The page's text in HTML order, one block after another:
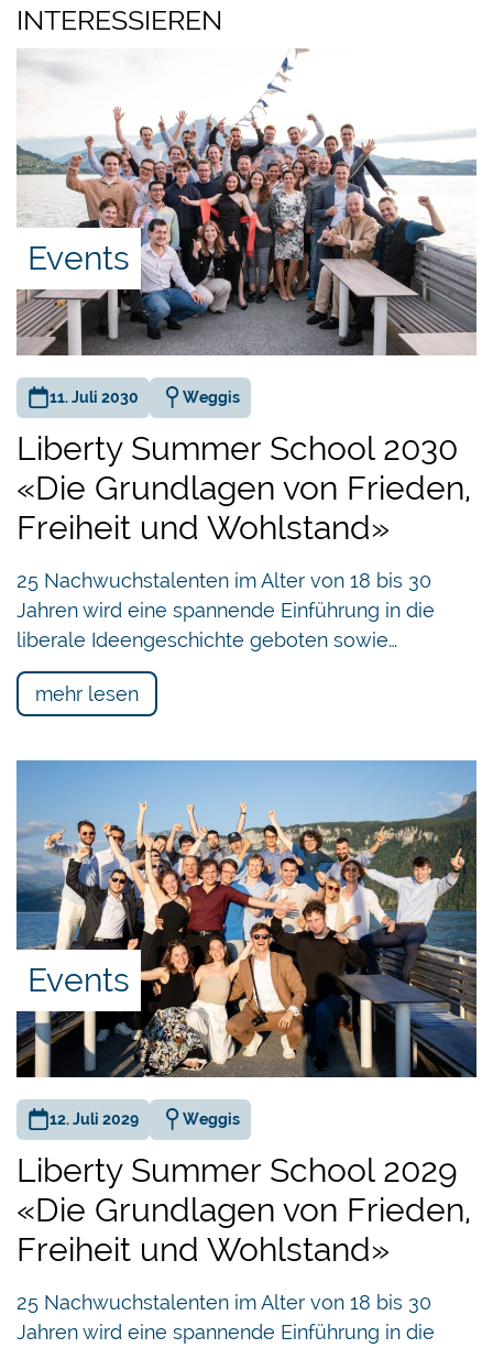
INTERESSIEREN
Events
11. Juli 2030 Weggis
Liberty Summer School 2030
«Die Grundlagen von Frieden,
Freiheit und Wohlstand»
25 Nachwuchstalenten im Alter von 18 bis 30
Jahren wird eine spannende Einführung in die
liberale Ideengeschichte geboten sowie…
mehr lesen
Events
12. Juli 2029 Weggis
Liberty Summer School 2029
«Die Grundlagen von Frieden,
Freiheit und Wohlstand»
25 Nachwuchstalenten im Alter von 18 bis 30
Jahren wird eine spannende Einführung in die